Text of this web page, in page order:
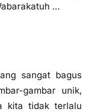
…
sangat bagus
gambar unik,
kita tidak terlalu